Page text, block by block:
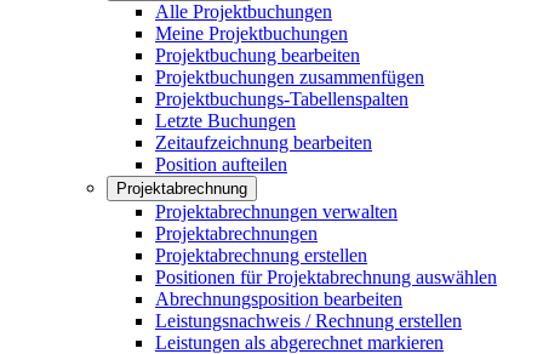
Alle Projektbuchungen
Meine Projektbuchungen
Projektbuchung bearbeiten
Projektbuchungen zusammenfügen
Projektbuchungs-Tabellenspalten
Letzte Buchungen
Zeitaufzeichnung bearbeiten
Position aufteilen
Projektabrechnung
Projektabrechnungen verwalten
Projektabrechnungen
Projektabrechnung erstellen
Positionen für Projektabrechnung auswählen
Abrechnungsposition bearbeiten
Leistungsnachweis / Rechnung erstellen
Leistungen als abgerechnet markieren